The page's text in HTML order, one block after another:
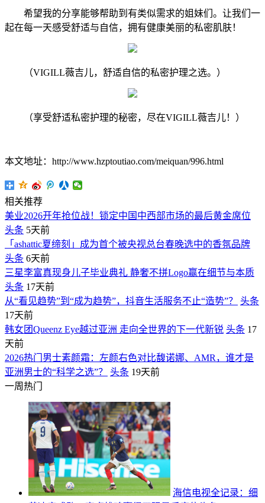
希望我的分享能够帮助到有类似需求的姐妹们。让我们一
起在每一天感受舒适与自信，拥有健康美丽的私密肌肤！
（VIGILL薇吉儿，舒适自信的私密护理之选。）
（享受舒适私密护理的秘密，尽在VIGILL薇吉儿！）
本文地址：http://www.hzptoutiao.com/meiquan/996.html
相关推荐
美业2026开年抢位战！锁定中国中西部市场的最后黄金席位
头条 5天前
「ashattic夏缔刻」成为首个被央视总台春晚选中的香氛品牌
头条 6天前
三星李富真现身儿子毕业典礼 静奢不拼Logo赢在细节与本质
头条 17天前
从“看见趋势”到“成为趋势”，抖音生活服务不止“造势”？
头条
17天前
韩女团Queenz Eye越过亚洲 走向全世界的下一代新锐 头条 17
天前
2026热门男士素颜霜：左颜右色对比馥诺娜、AMR，谁才是
亚洲男士的“科学之选”？
头条 19天前
一周热门
海信电视全记录：细